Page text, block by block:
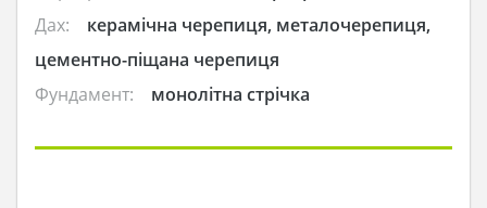
Дах:
керамічна черепиця, металочерепиця,
цементно-піщана черепиця
Фундамент:
монолітна стрічка